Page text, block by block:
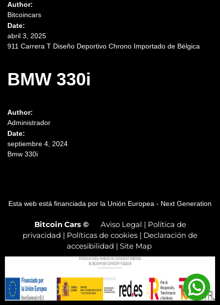
Author:
Bitcoincars
Date:
abril 3, 2025
911 Carrera T Diseño Deportivo Chrono Importado de Bélgica
BMW 330i
Author:
Administrador
Date:
septiembre 4, 2024
Bmw 330i
Esta web está financiada por la Unión Europea - Next Generation
Bitcoin Cars © Aviso Legal | Política de
privacidad | Políticas de cookies | Declaración de
accesibilidad | Site Map